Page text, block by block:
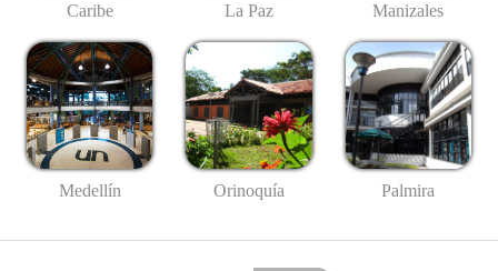
Caribe La Paz Manizales
Medellín Orinoquía Palmira